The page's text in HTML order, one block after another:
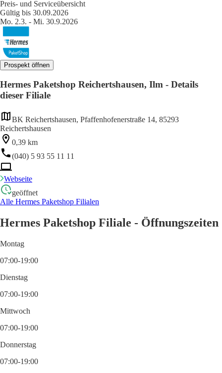
Preis- und Serviceübersicht
Gültig bis 30.09.2026
Mo. 2.3. - Mi. 30.9.2026
Prospekt öffnen
Hermes Paketshop Reichertshausen, Ilm - Details
dieser Filiale
BK Reichertshausen, Pfaffenhofenerstraße 14, 85293
Reichertshausen
0,39 km
(040) 5 93 55 11 11
Webseite
geöffnet
Alle Hermes Paketshop Filialen
Hermes Paketshop Filiale - Öffnungszeiten
Montag
07:00-19:00
Dienstag
07:00-19:00
Mittwoch
07:00-19:00
Donnerstag
07:00-19:00